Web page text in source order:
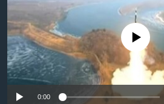
MIDDLE EAST
DEMOCRACY AND GOVERNANCE
ECONOMY AND TRADE
ENVIRONMENT AND HEALTH
IDEALS AND INSTITUTIONS
FOLLOW US
No media source
0:00